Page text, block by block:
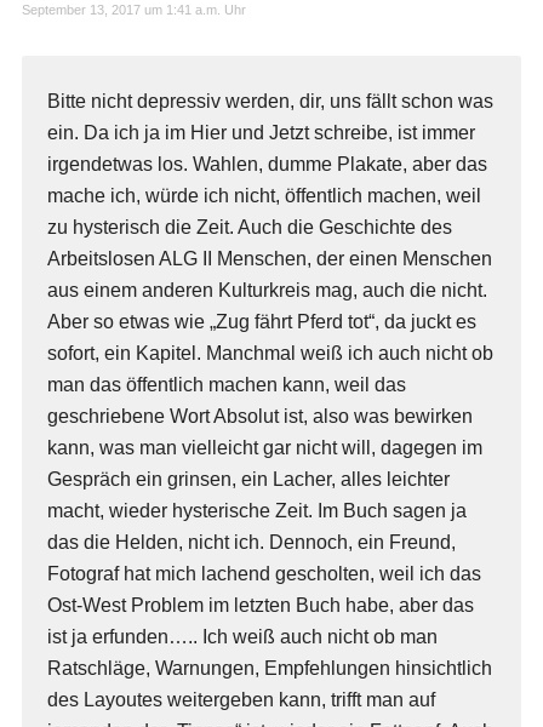
September 13, 2017 um 1:41 a.m. Uhr
Bitte nicht depressiv werden, dir, uns fällt schon was
ein. Da ich ja im Hier und Jetzt schreibe, ist immer
irgendetwas los. Wahlen, dumme Plakate, aber das
mache ich, würde ich nicht, öffentlich machen, weil
zu hysterisch die Zeit. Auch die Geschichte des
Arbeitslosen ALG II Menschen, der einen Menschen
aus einem anderen Kulturkreis mag, auch die nicht.
Aber so etwas wie „Zug fährt Pferd tot“, da juckt es
sofort, ein Kapitel. Manchmal weiß ich auch nicht ob
man das öffentlich machen kann, weil das
geschriebene Wort Absolut ist, also was bewirken
kann, was man vielleicht gar nicht will, dagegen im
Gespräch ein grinsen, ein Lacher, alles leichter
macht, wieder hysterische Zeit. Im Buch sagen ja
das die Helden, nicht ich. Dennoch, ein Freund,
Fotograf hat mich lachend gescholten, weil ich das
Ost-West Problem im letzten Buch habe, aber das
ist ja erfunden….. Ich weiß auch nicht ob man
Ratschläge, Warnungen, Empfehlungen hinsichtlich
des Layoutes weitergeben kann, trifft man auf